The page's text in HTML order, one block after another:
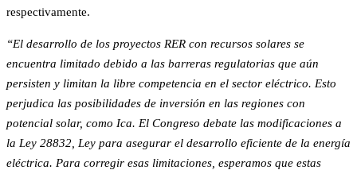
respectivamente.
“El desarrollo de los proyectos RER con recursos solares se
encuentra limitado debido a las barreras regulatorias que aún
persisten y limitan la libre competencia en el sector eléctrico. Esto
perjudica las posibilidades de inversión en las regiones con
potencial solar, como Ica. El Congreso debate las modificaciones a
la Ley 28832, Ley para asegurar el desarrollo eficiente de la energía
eléctrica. Para corregir esas limitaciones, esperamos que estas